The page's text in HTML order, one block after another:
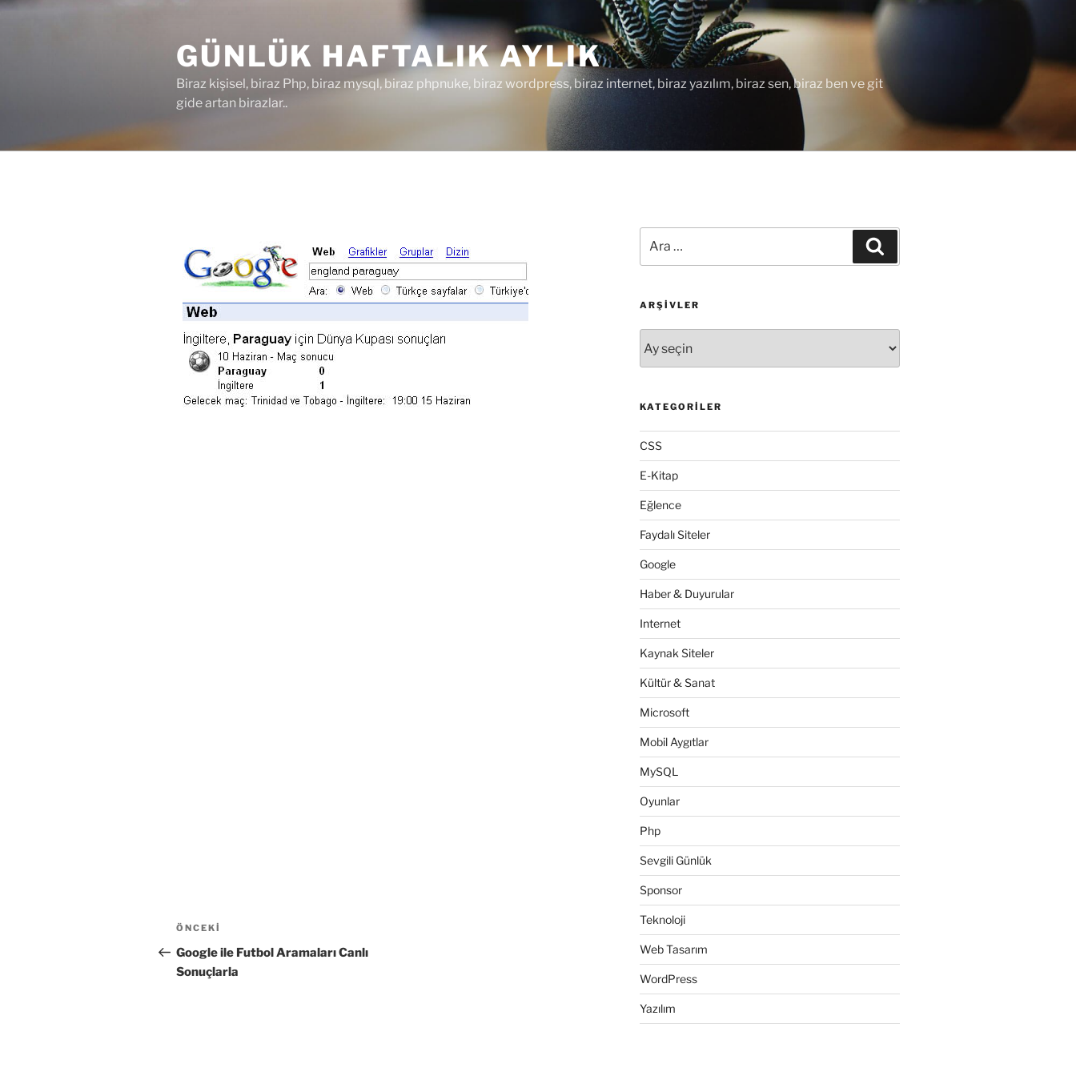
İçeriğe
GÜNLÜK HAFTALIK AYLIK
Biraz kişisel, biraz Php, biraz mysql, biraz phpnuke, biraz wordpress, biraz internet, biraz yazılım, biraz sen, biraz ben ve git
gide artan birazlar..
Yazı
gezinmesi
Önceki
Yazı
ÖNCEKI
Google ile Futbol Aramaları Canlı
Sonuçlarla
ARŞIVLER
KATEGORILER
CSS
E-Kitap
Eğlence
Faydalı Siteler
Google
Haber & Duyurular
Internet
Kaynak Siteler
Kültür & Sanat
Microsoft
Mobil Aygıtlar
MySQL
Oyunlar
Php
Sevgili Günlük
Sponsor
Teknoloji
Web Tasarım
WordPress
Yazılım